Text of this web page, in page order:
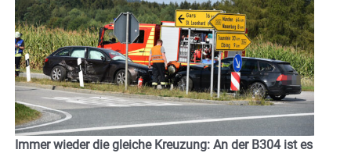
Immer wieder die gleiche Kreuzung: An der B304 ist es